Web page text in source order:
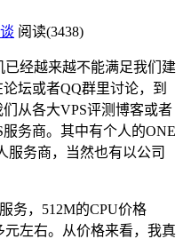
阅读(3438)
经越来越不能满足我们建
坛或者QQ群里讨论，到
从各大VPS评测博客或者
务商。其中有个人的ONE
服务商，当然也有以公司
服务，512M的CPU价格
元左右。从价格来看，我真